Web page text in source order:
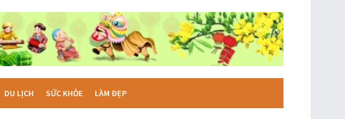
DU LỊCH SỨC KHỎE LÀM ĐẸP